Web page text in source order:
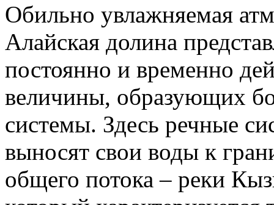
Обильно увлажняемая
Алайская долина
постоянно и временно
величины, образующих
системы. Здесь речные
выносят свои воды к
общего потока – реки